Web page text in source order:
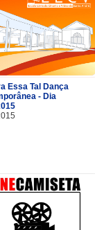
Essa Tal Dança
- Dia